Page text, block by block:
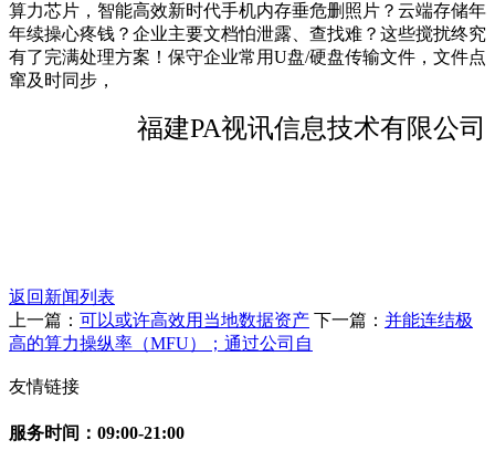
算力芯片，智能高效新时代手机内存垂危删照片？云端存储年
年续操心疼钱？企业主要文档怕泄露、查找难？这些搅扰终究
有了完满处理方案！保守企业常用U盘/硬盘传输文件，文件点
窜及时同步，
福建PA视讯信息技术有限公司
返回新闻列表
上一篇： 可以或许高效用当地数据资产 下一篇： 并能连结极
高的算力操纵率（MFU）；通过公司自
友情链接
服务时间：09:00-21:00